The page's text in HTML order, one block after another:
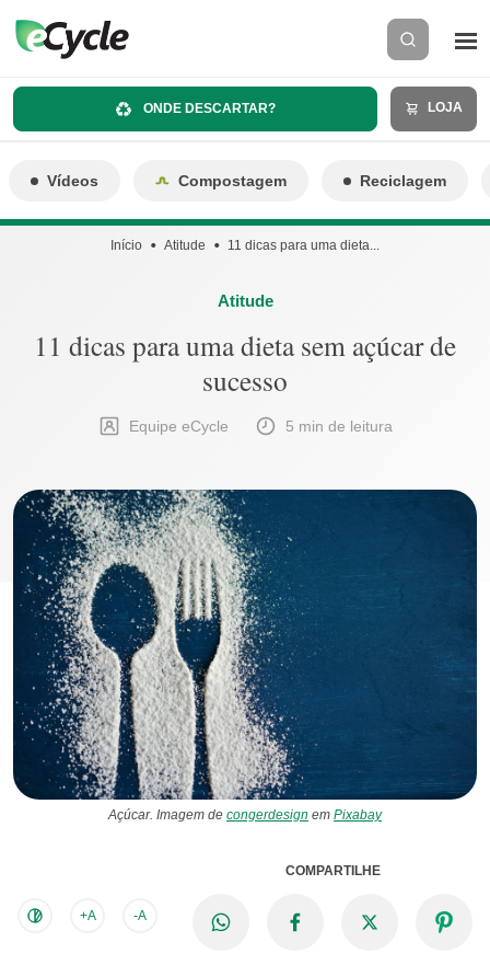
ONDE DESCARTAR? LOJA
Vídeos Compostagem Reciclagem
Início Atitude 11 dicas para uma dieta...
Atitude
11 dicas para uma dieta sem açúcar de
sucesso
Equipe eCycle 5 min de leitura
Açúcar. Imagem de congerdesign em Pixabay
+A -A
COMPARTILHE